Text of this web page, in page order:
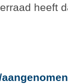
heeft